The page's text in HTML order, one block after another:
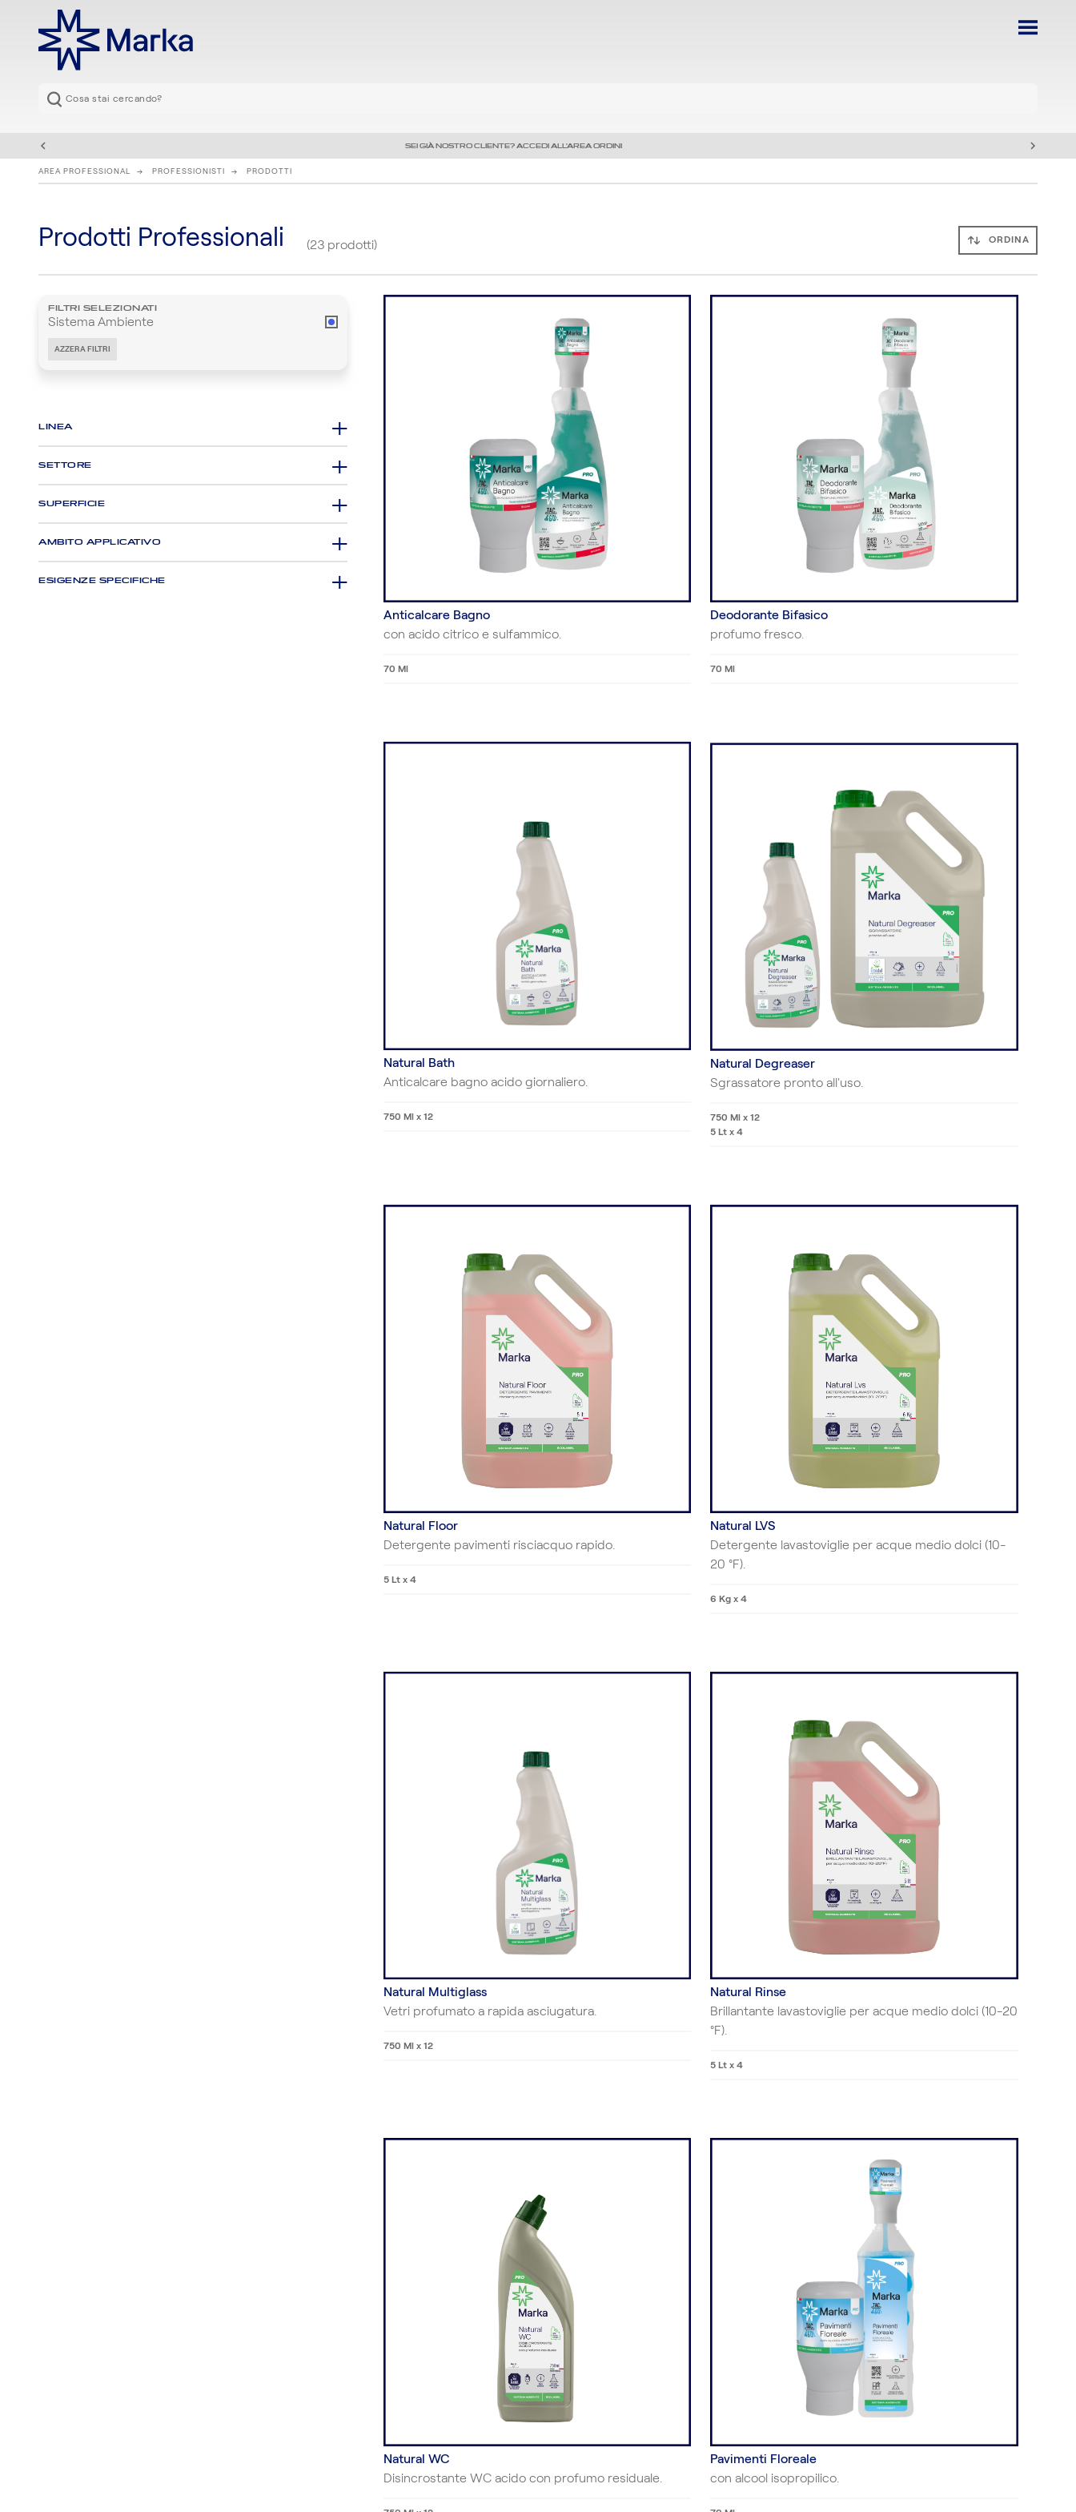
SEI GIÀ NOSTRO CLIENTE? ACCEDI ALL'AREA ORDINI
AREA PROFESSIONAL PROFESSIONISTI PRODOTTI
Prodotti Professionali (23 prodotti) ORDINA
FILTRI SELEZIONATI
Sistema Ambiente
AZZERA FILTRI
LINEA
SETTORE
SUPERFICIE
AMBITO APPLICATIVO
ESIGENZE SPECIFICHE
Anticalcare Bagno
con acido citrico e sulfammico.
70 Ml
Deodorante Bifasico
profumo fresco.
70 Ml
Natural Bath
Anticalcare bagno acido giornaliero.
750 Ml x 12
Natural Degreaser
Sgrassatore pronto all'uso.
750 Ml x 12
5 Lt x 4
Natural Floor
Detergente pavimenti risciacquo rapido.
5 Lt x 4
Natural LVS
Detergente lavastoviglie per acque medio dolci (10-
20 °F).
6 Kg x 4
Natural Multiglass
Vetri profumato a rapida asciugatura.
750 Ml x 12
Natural Rinse
Brillantante lavastoviglie per acque medio dolci (10-20
°F).
5 Lt x 4
Natural WC
Disincrostante WC acido con profumo residuale.
Pavimenti Floreale
con alcool isopropilico.